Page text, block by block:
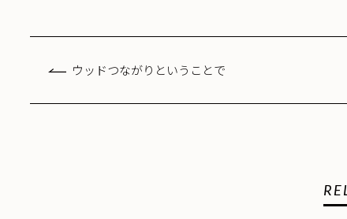
ウッドつながりということで